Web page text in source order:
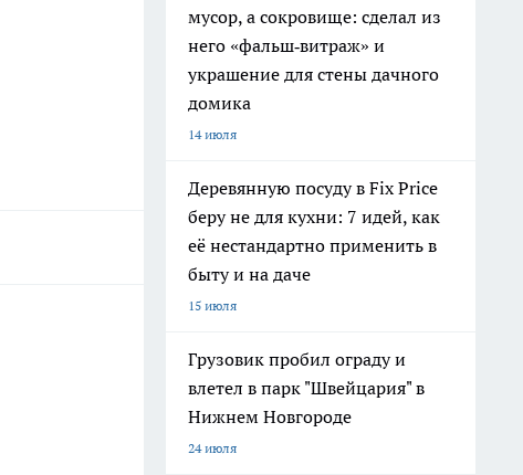
мусор, а сокровище: сделал из
него «фальш‑витраж» и
украшение для стены дачного
домика
14 июля
Деревянную посуду в Fix Price
беру не для кухни: 7 идей, как
её нестандартно применить в
быту и на даче
15 июля
Грузовик пробил ограду и
влетел в парк "Швейцария" в
Нижнем Новгороде
24 июля